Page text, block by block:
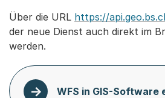
Über die URL https://
der neue Dienst auch direkt im
werden.
WFS in GIS-Software